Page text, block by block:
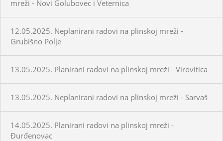
mreži - Novi Golubovec i Veternica
12.05.2025. Neplanirani radovi na plinskoj mreži -
Grubišno Polje
13.05.2025. Planirani radovi na plinskoj mreži - Virovitica
13.05.2025. Neplanirani radovi na plinskoj mreži - Sarvaš
14.05.2025. Planirani radovi na plinskoj mreži -
Đurđenovac